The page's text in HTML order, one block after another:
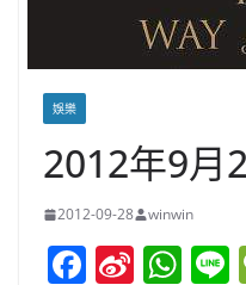
娛樂
2012年9月
2012-09-28 winwin
F Si W